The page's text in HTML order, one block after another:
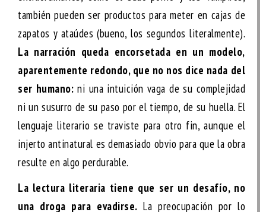
también pueden ser productos para meter en cajas de
zapatos y ataúdes (bueno, los segundos literalmente).
La narración queda encorsetada en un modelo,
aparentemente redondo, que no nos dice nada del
ser humano: ni una intuición vaga de su complejidad
ni un susurro de su paso por el tiempo, de su huella. El
lenguaje literario se traviste para otro fin, aunque el
injerto antinatural es demasiado obvio para que la obra
resulte en algo perdurable.
La lectura literaria tiene que ser un desafío, no
una droga para evadirse. La preocupación por lo